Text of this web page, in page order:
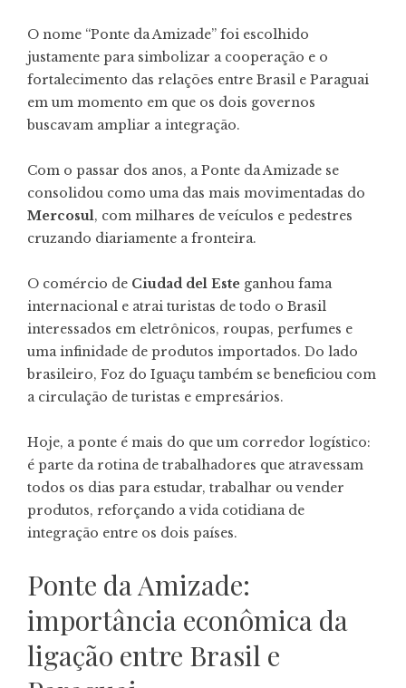
O nome “Ponte da Amizade” foi escolhido
justamente para simbolizar a cooperação e o
fortalecimento das relações entre Brasil e Paraguai
em um momento em que os dois governos
buscavam ampliar a integração.
Com o passar dos anos, a Ponte da Amizade se
consolidou como uma das mais movimentadas do
Mercosul, com milhares de veículos e pedestres
cruzando diariamente a fronteira.
O comércio de Ciudad del Este ganhou fama
internacional e atrai turistas de todo o Brasil
interessados em eletrônicos, roupas, perfumes e
uma infinidade de produtos importados. Do lado
brasileiro, Foz do Iguaçu também se beneficiou com
a circulação de turistas e empresários.
Hoje, a ponte é mais do que um corredor logístico:
é parte da rotina de trabalhadores que atravessam
todos os dias para estudar, trabalhar ou vender
produtos, reforçando a vida cotidiana de
integração entre os dois países.
Ponte da Amizade:
importância econômica da
ligação entre Brasil e